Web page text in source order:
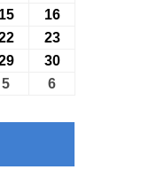
1515.08.2026
1616.08.2026
22.08.2026
2323.08.2026
29.08.2026
3030.08.2026
5 05.09.2026
6